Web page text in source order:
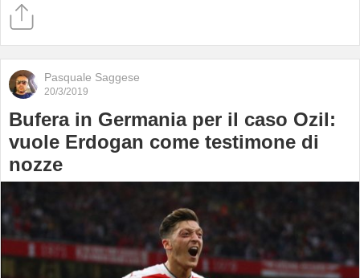
Pasquale Saggese
20/3/2019
Bufera in Germania per il caso Ozil:
vuole Erdogan come testimone di
nozze